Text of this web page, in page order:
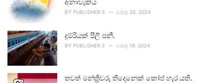
අනාවැකිය
BY PUBLISHER 3 මාර්තු 20, 2024
දුම්රියක් පීලි පනී.
BY PUBLISHER 3 මාර්තු 19, 2024
තවත් මන්ත්‍රීවරු තිදෙනෙක් කෝප් හැර යති.